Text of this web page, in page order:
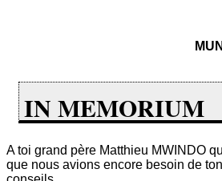
IN MEMORIUM
A toi grand père Matthieu MWINDO
que nous avions encore besoin de